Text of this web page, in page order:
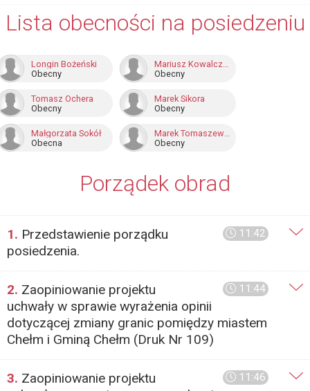
Lista obecności na posiedzeniu
Longin Bożeński
Obecny
Mariusz Kowalczuk
Obecny
Tomasz Ochera
Obecny
Marek Sikora
Obecny
Małgorzata Sokół
Obecna
Marek Tomaszewski
Obecny
Porządek obrad
11:42
1. Przedstawienie porządku
posiedzenia.
11:44
2. Zaopiniowanie projektu
uchwały w sprawie wyrażenia opinii
dotyczącej zmiany granic pomiędzy miastem
Chełm i Gminą Chełm (Druk Nr 109)
11:46
3. Zaopiniowanie projektu